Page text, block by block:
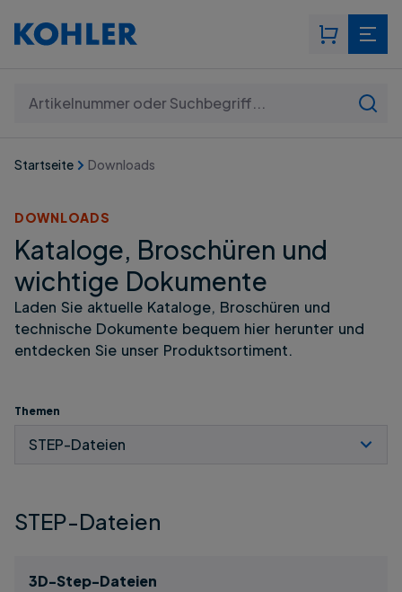
Startseite Downloads
Kataloge, Broschüren und
wichtige Dokumente
DOWNLOADS
Laden Sie aktuelle Kataloge, Broschüren und
technische Dokumente bequem hier herunter und
entdecken Sie unser Produktsortiment.
Themen
STEP-Dateien
3D-Step-Dateien